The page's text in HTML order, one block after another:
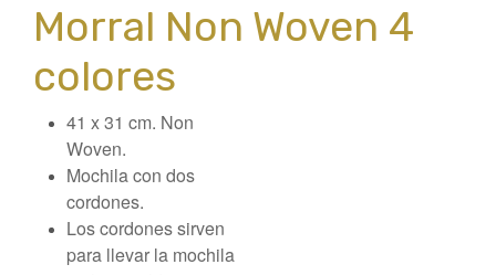
Morral Non Woven 4
colores
41 x 31 cm. Non
Woven.
Mochila con dos
cordones.
Los cordones sirven
para llevar la mochila